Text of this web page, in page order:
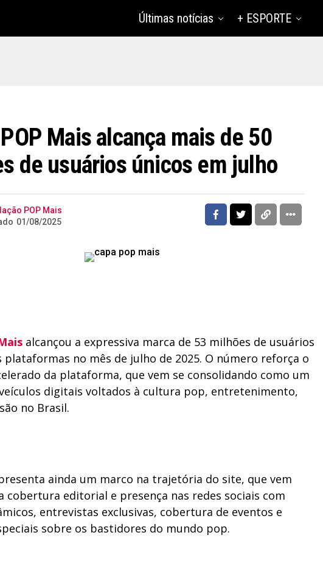
Últimas notícias + ESPORTE
Mais alcança mais de 50
de usuários únicos em julho
POP Mais
01/08/2025
alcançou a expressiva marca de 53 milhões de usuários
plataformas no mês de julho de 2025. O número reforça o
da plataforma, que vem se consolidando como um
digitais voltados à cultura pop, entretenimento,
no Brasil.
ainda um marco na trajetória do site, que vem
cobertura editorial e presença nas redes sociais com
entrevistas exclusivas, cobertura de eventos e
sobre os bastidores do mundo pop.